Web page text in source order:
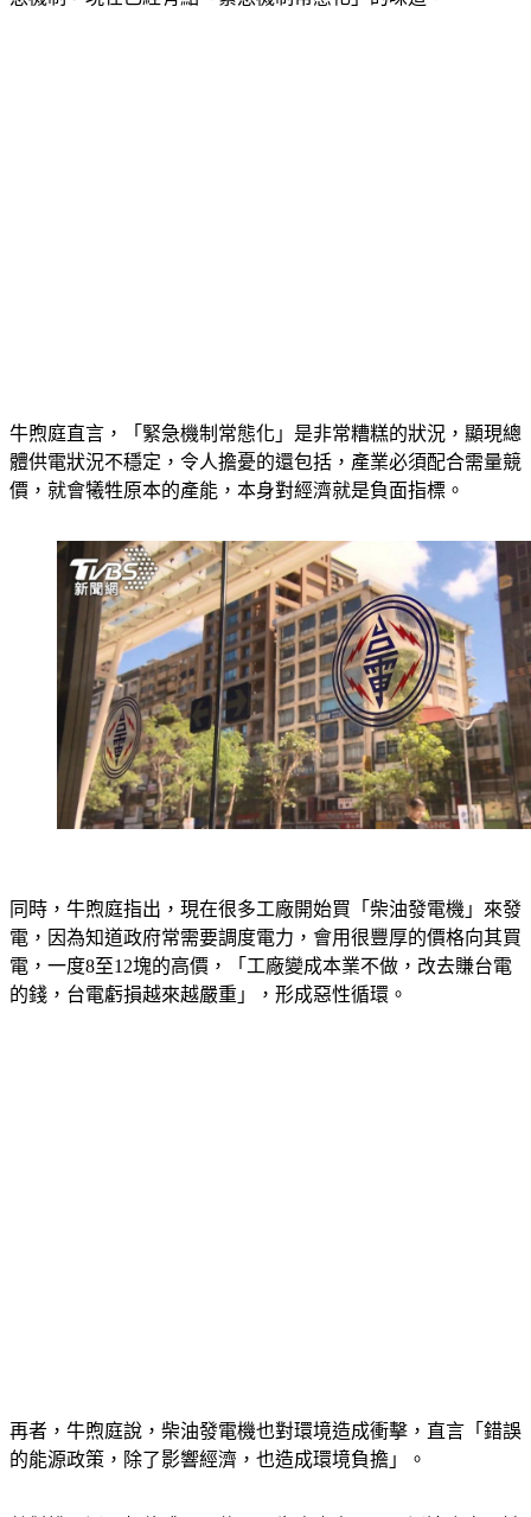
牛煦庭直言，「緊急機制常態化」是非常糟糕的狀況，顯現總
體供電狀況不穩定，令人擔憂的還包括，產業必須配合需量競
同時，牛煦庭指出，現在很多工廠開始買「柴油發電機」來發
電，因為知道政府常需要調度電力，會用很豐厚的價格向其買
電，一度8至12塊的高價，「工廠變成本業不做，改去賺台電
再者，牛煦庭說，柴油發電機也對環境造成衝擊，直言「錯誤